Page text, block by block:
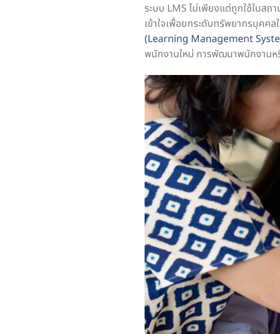
ระบบ LMS ไม่เพียงแต่ถูกใช้ในส
เข้าใจเพื่อยกระดับทรัพยากรบุคค
(Learning Management
พนักงานใหม่ การพัฒนาพนักงาน